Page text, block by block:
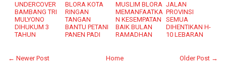
UNDERCOVER
BAMBANG TRI
MULYONO
DIHUKUM 3
TAHUN
BLORA KOTA
RINGAN
TANGAN
BANTU PETANI
PANEN PADI
MUSLIM BLORA
MEMANFAATKA
N KESEMPATAN
BAIK BULAN
RAMADHAN
JALAN
PROVINSI
SEMUA
DIHENTIKAN H-
10 LEBARAN
← Newer Post Older Post →
Home